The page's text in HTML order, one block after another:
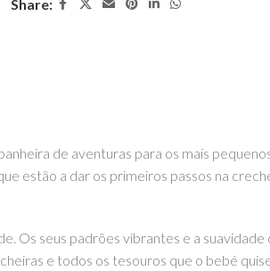
Share:
de aventuras para os mais
estão a dar os primeiros passos na
Os seus padrões vibrantes e a
e todos os tesouros que o bebé